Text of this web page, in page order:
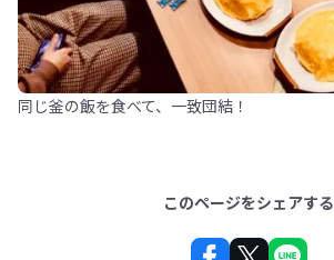
同じ釜の飯を食べて、一致団結！
このページをシェアする